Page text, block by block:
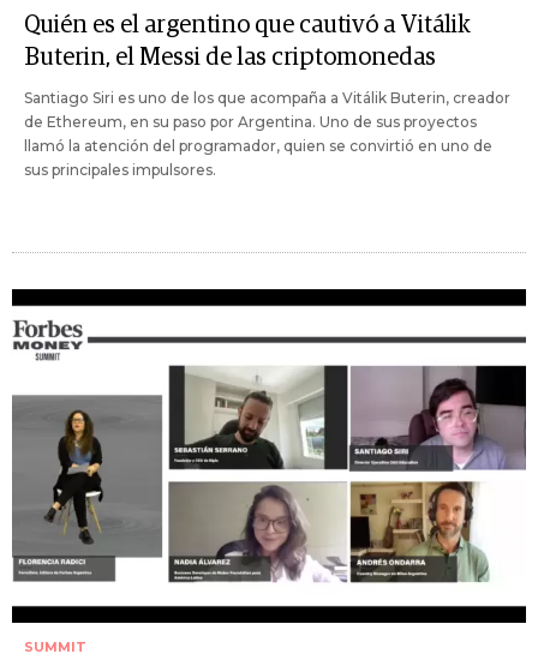
Quién es el argentino que cautivó a Vitálik
Buterin, el Messi de las criptomonedas
Santiago Siri es uno de los que acompaña a Vitálik Buterin, creador
de Ethereum, en su paso por Argentina. Uno de sus proyectos
llamó la atención del programador, quien se convirtió en uno de
sus principales impulsores.
SUMMIT